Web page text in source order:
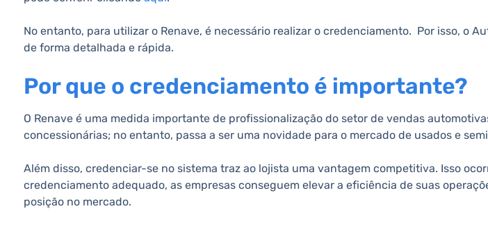
No entanto, para utilizar o Renave, é necessário realizar o credenciamento. Por isso, o
de forma detalhada e rápida.
Por que o credenciamento é importante?
O Renave é uma medida importante de profissionalização do setor de vendas
concessionárias; no entanto, passa a ser uma novidade para o mercado de usados e
Além disso, credenciar-se no sistema traz ao lojista uma vantagem competitiva. Isso
credenciamento adequado, as empresas conseguem elevar a eficiência de suas
posição no mercado.